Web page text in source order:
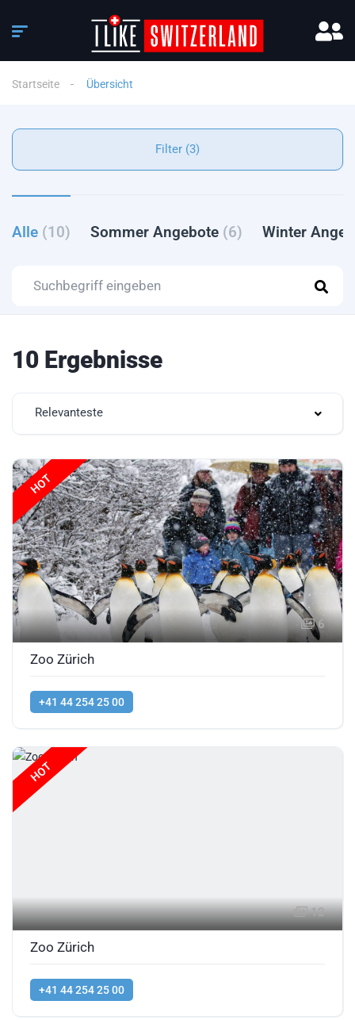
Startseite Übersicht
Filter (3)
Alle (10) Sommer Angebote (6) Winter
10 Ergebnisse
Relevanteste
HOT
6
Zoo Zürich
+41 44 254 25 00
HOT
12
Zoo Zürich
+41 44 254 25 00